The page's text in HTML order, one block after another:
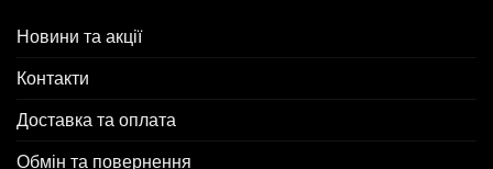
Новини та акції
Контакти
Доставка та оплата
Обмін та повернення